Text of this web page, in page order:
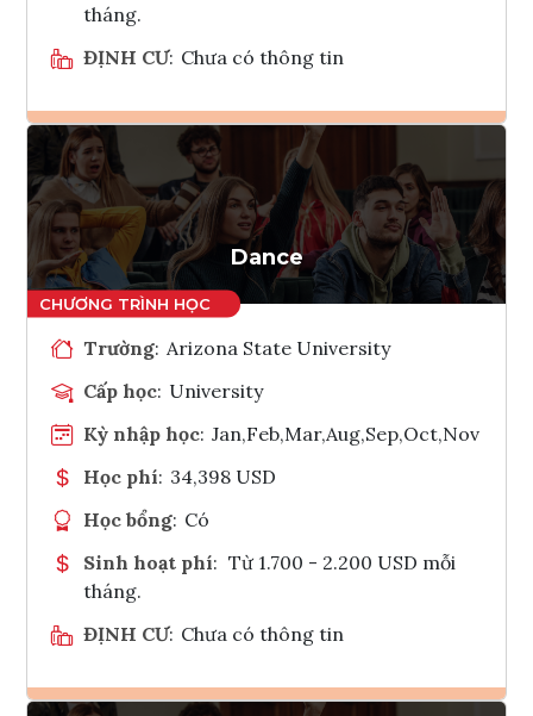
tháng.
ĐỊNH CƯ: Chưa có thông tin
Ghi danh
Tham vấn Interlink
Dance
Trường: Arizona State University
Cấp học: University
Kỳ nhập học: Jan,Feb,Mar,Aug,Sep,Oct,Nov
Học phí: 34,398 USD
Học bổng: Có
Sinh hoạt phí: Từ 1.700 - 2.200 USD mỗi
tháng.
ĐỊNH CƯ: Chưa có thông tin